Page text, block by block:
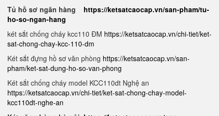
Tủ hồ sơ ngân hàng https://ketsatcaocap.vn/san-pham/tu-
ho-so-ngan-hang
két sắt chống cháy kcc110 ĐM https://ketsatcaocap.vn/chi-tiet/ket-
sat-chong-chay-kcc-110-dm
Két sắt đựng hồ sơ văn phòng https://ketsatcaocap.vn/san-
pham/ket-sat-dung-ho-so-van-phong
Két sắt chống cháy model KCC110dt Nghệ an
https://ketsatcaocap.vn/chi-tiet/ket-sat-chong-chay-model-
kcc110dt-nghe-an